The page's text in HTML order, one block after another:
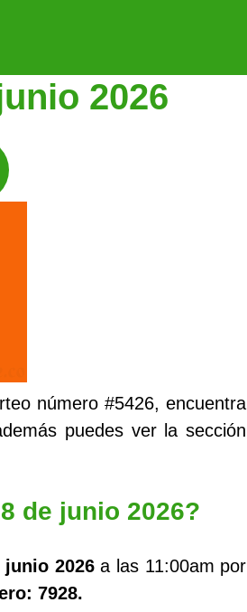
2026
número #5426, encuentra
puedes ver la sección
de junio 2026?
junio 2026a las 11:00am por
7928.